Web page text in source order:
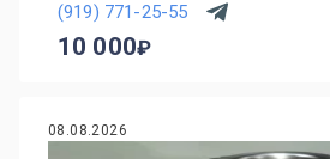
(919) 771-25-55
10 000
08.08.2026